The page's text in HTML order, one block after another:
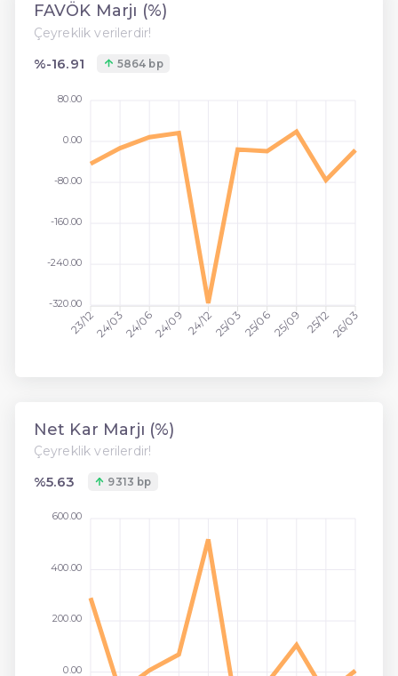
FAVÖK Marjı (%)
Çeyreklik verilerdir!
%-16.91 5864 bp
23/1224/0324/0624/09 24/1225/0325/0625/09 25/1226/03
80.00
0.00
-80.00
-160.00
-240.00
-320.00
Net Kar Marjı (%)
Çeyreklik verilerdir!
%5.63 9313 bp
600.00
400.00
200.00
0.00